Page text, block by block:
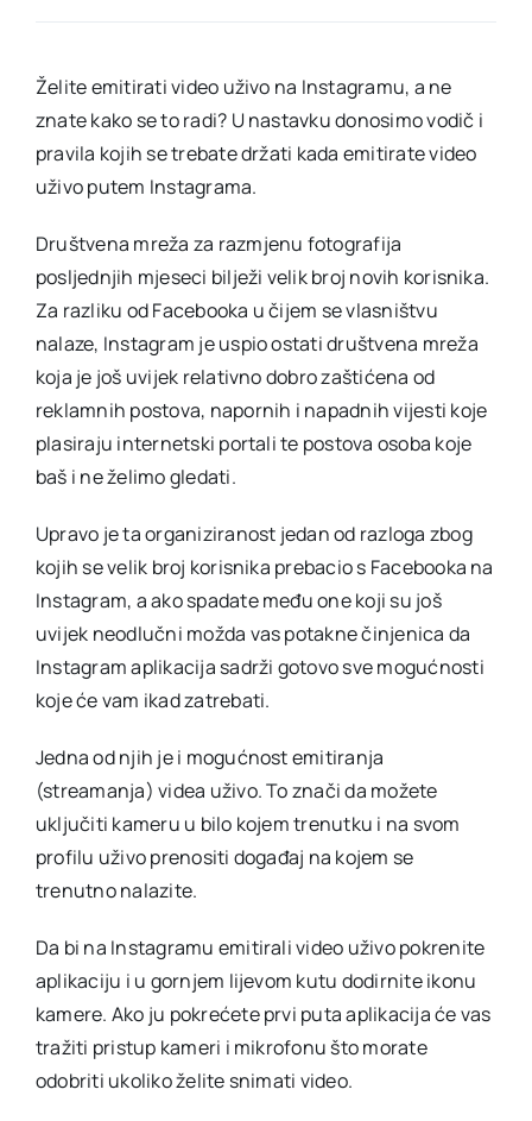
Želite emitirati video uživo na Instagramu, a ne
znate kako se to radi? U nastavku donosimo vodič i
pravila kojih se trebate držati kada emitirate video
uživo putem Instagrama.
Društvena mreža za razmjenu fotografija
posljednjih mjeseci bilježi velik broj novih korisnika.
Za razliku od Facebooka u čijem se vlasništvu
nalaze, Instagram je uspio ostati društvena mreža
koja je još uvijek relativno dobro zaštićena od
reklamnih postova, napornih i napadnih vijesti koje
plasiraju internetski portali te postova osoba koje
baš i ne želimo gledati.
Upravo je ta organiziranost jedan od razloga zbog
kojih se velik broj korisnika prebacio s Facebooka na
Instagram, a ako spadate među one koji su još
uvijek neodlučni možda vas potakne činjenica da
Instagram aplikacija sadrži gotovo sve mogućnosti
koje će vam ikad zatrebati.
Jedna od njih je i mogućnost emitiranja
(streamanja) videa uživo. To znači da možete
uključiti kameru u bilo kojem trenutku i na svom
profilu uživo prenositi događaj na kojem se
trenutno nalazite.
Da bi na Instagramu emitirali video uživo pokrenite
aplikaciju i u gornjem lijevom kutu dodirnite ikonu
kamere. Ako ju pokrećete prvi puta aplikacija će vas
tražiti pristup kameri i mikrofonu što morate
odobriti ukoliko želite snimati video.